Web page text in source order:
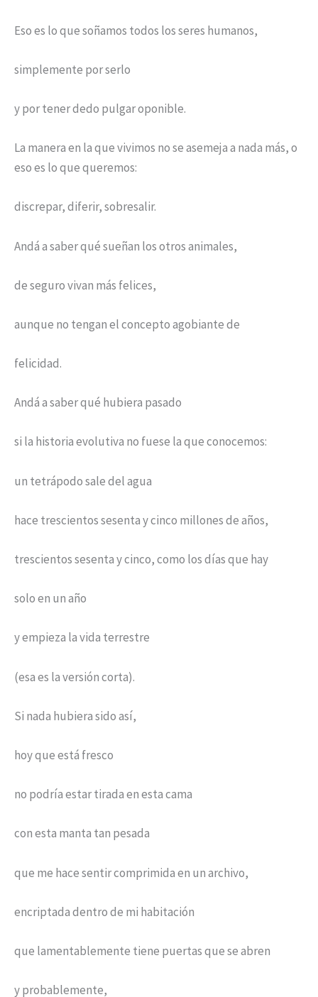
Eso es lo que soñamos todos los seres humanos,
simplemente por serlo
y por tener dedo pulgar oponible.
La manera en la que vivimos no se asemeja a nada más, o
eso es lo que queremos:
discrepar, diferir, sobresalir.
Andá a saber qué sueñan los otros animales,
de seguro vivan más felices,
aunque no tengan el concepto agobiante de
felicidad.
Andá a saber qué hubiera pasado
si la historia evolutiva no fuese la que conocemos:
un tetrápodo sale del agua
hace trescientos sesenta y cinco millones de años,
trescientos sesenta y cinco, como los días que hay
solo en un año
y empieza la vida terrestre
(esa es la versión corta).
Si nada hubiera sido así,
hoy que está fresco
no podría estar tirada en esta cama
con esta manta tan pesada
que me hace sentir comprimida en un archivo,
encriptada dentro de mi habitación
que lamentablemente tiene puertas que se abren
y probablemente,